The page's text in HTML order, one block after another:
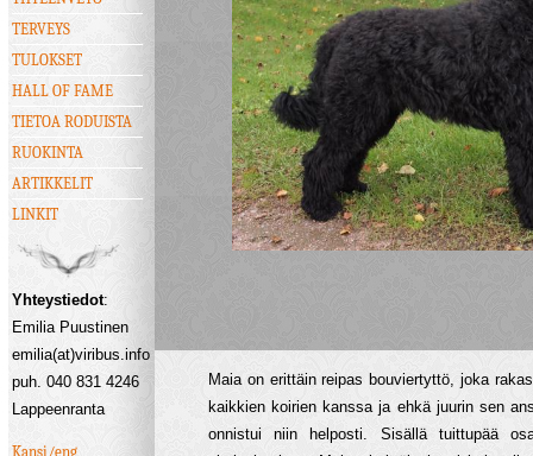
TERVEYS
TULOKSET
HALL OF FAME
TIETOA RODUISTA
RUOKINTA
ARTIKKELIT
LINKIT
Yhteystiedot:
Emilia Puustinen
emilia(at)viribus.info
puh. 040 831 4246
Lappeenranta
Kansi/eng
Maia on erittäin reipas bouviertyttö, joka
kaikkien koirien kanssa ja ehkä juurin sen
onnistui niin helposti. Sisällä tuittupää